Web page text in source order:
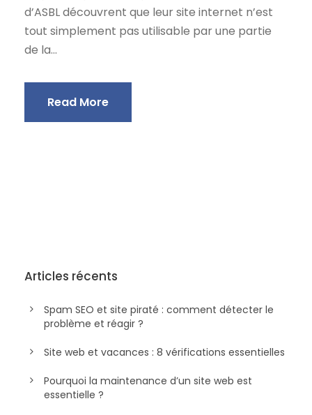
d’ASBL découvrent que leur site internet n’est
tout simplement pas utilisable par une partie
de la...
Read More
Articles récents
Spam SEO et site piraté : comment détecter le
problème et réagir ?
Site web et vacances : 8 vérifications essentielles
Pourquoi la maintenance d’un site web est
essentielle ?